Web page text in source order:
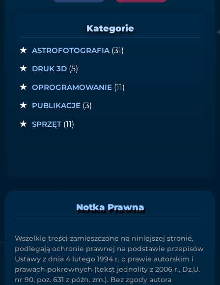
Kategorie
ASTROFOTOGRAFIA (31)
DRUK 3D (5)
OPROGRAMOWANIE (11)
PUBLIKACJE (3)
SPRZĘT (11)
Notka Prawna
Wszelkie treści zamieszczone na niniejszej stronie,
podlegają ochronie prawnej na podstawie przepisów
Ustawy z dnia 4 lutego 1994 r. o prawie autorskim i
prawach pokrewnych (tekst jednolity z 2006 r., Dz.U.
nr 90, poz. 631 z późn. zm.). Bez zgody autora